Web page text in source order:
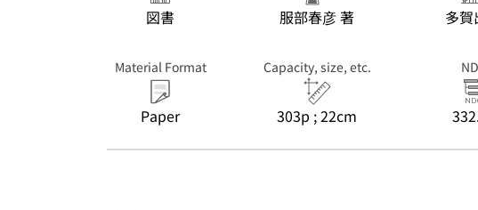
図書 服部春彦 著 多賀
Material Format
Paper
Capacity, size, etc.
303p ; 22cm